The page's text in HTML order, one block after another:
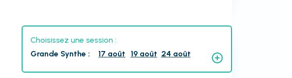
Choisissez une session :
Grande Synthe : 17 août 19 août 24 août